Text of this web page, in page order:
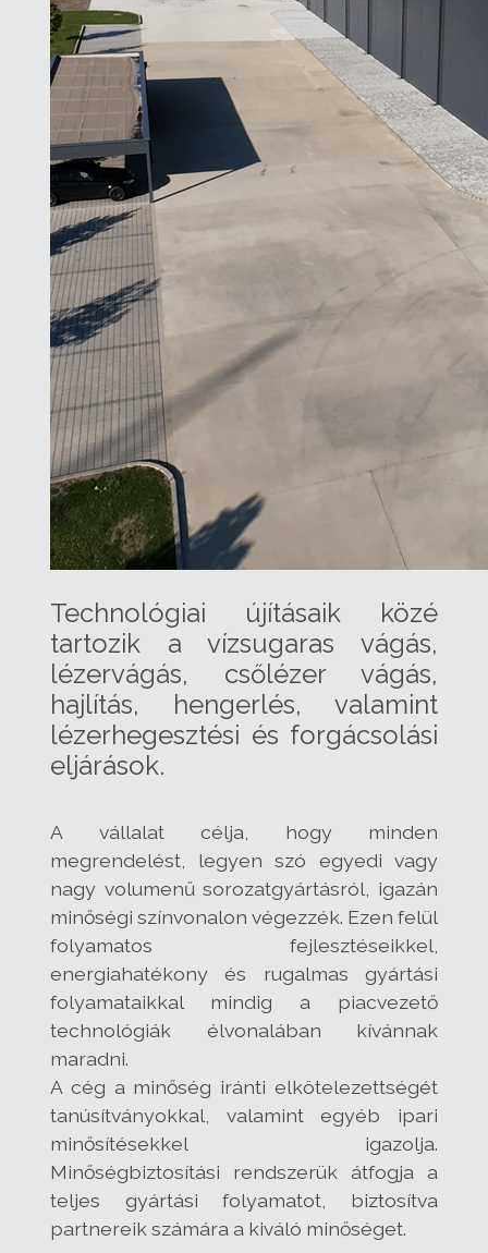
Technológiai újításaik közé
tartozik a vízsugaras vágás,
lézervágás, csőlézer vágás,
hajlítás, hengerlés, valamint
lézerhegesztési és forgácsolási
eljárások.
A vállalat célja, hogy minden
megrendelést, legyen szó egyedi vagy
nagy volumenű sorozatgyártásról, igazán
minőségi színvonalon végezzék. Ezen felül
folyamatos fejlesztéseikkel,
energiahatékony és rugalmas gyártási
folyamataikkal mindig a piacvezető
technológiák élvonalában kívánnak
maradni.
A cég a minőség iránti elkötelezettségét
tanúsítványokkal, valamint egyéb ipari
minősítésekkel igazolja.
Minőségbiztosítási rendszerük átfogja a
teljes gyártási folyamatot, biztosítva
partnereik számára a kiváló minőséget.